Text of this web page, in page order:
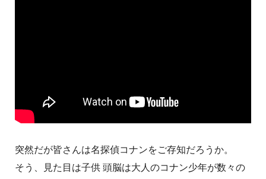
突然だが皆さんは名探偵コナンをご存知だろうか。
そう、見た目は子供 頭脳は大人のコナン少年が数々の